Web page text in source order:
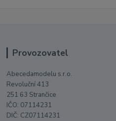
Provozovatel
Abecedamodelu s.r.o.
Revoluční 413
251 63 Strančice
IČO: 07114231
DIČ: CZ07114231